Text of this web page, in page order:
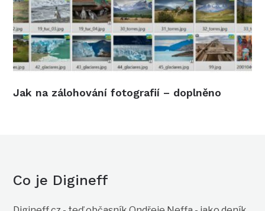
Jak na zálohování fotografií – doplněno
Co je Digineff